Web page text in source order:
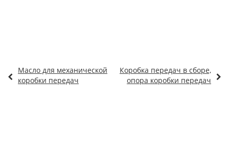
Масло для механической
коробки передач
Коробка передач в сборе,
опора коробки передач